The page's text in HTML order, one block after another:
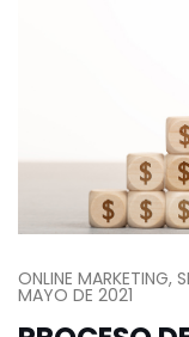
ONLINE MARKETING,
MAYO DE 2021